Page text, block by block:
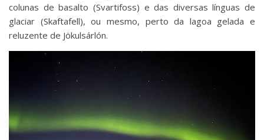
colunas de basalto (Svartifoss) e das diversas línguas de
glaciar (Skaftafell), ou mesmo, perto da lagoa gelada e
reluzente de Jökulsárlón.